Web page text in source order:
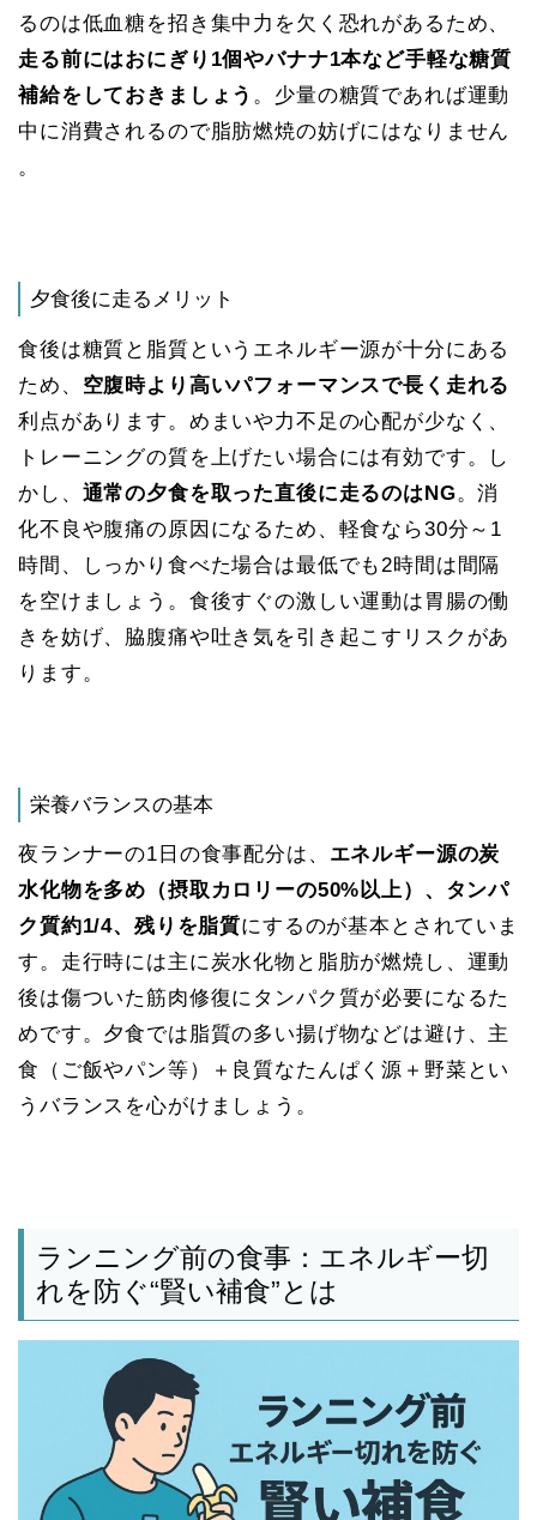
るのは低血糖を招き集中力を欠く恐れがあるため、
走る前にはおにぎり1個やバナナ1本など手軽な糖質
補給をしておきましょう 。少量の糖質であれば運動
中に消費されるので脂肪燃焼の妨げにはなりません​
。
夕食後に走るメリット
食後は糖質と脂質というエネルギー源が十分にある
ため、 空腹時より高いパフォーマンスで長く走れる
利点があります​。めまいや力不足の心配が少なく、
トレーニングの質を上げたい場合には有効です。し
かし、 通常の夕食を取った直後に走るのはNG。消
化不良や腹痛の原因になるため、軽食なら30分～1
時間、しっかり食べた場合は最低でも2時間は間隔
を空けましょう​。食後すぐの激しい運動は胃腸の働
きを妨げ、脇腹痛や吐き気を引き起こすリスクがあ
ります。
栄養バランスの基本
夜ランナーの1日の食事配分は、 エネルギー源の炭
水化物を多め（摂取カロリーの50%以上）、タンパ
ク質約1/4、残りを脂質にするのが基本とされていま
す。走行時には主に炭水化物と脂肪が燃焼し、運動
後は傷ついた筋肉修復にタンパク質が必要になるた
めです​。夕食では脂質の多い揚げ物などは避け、主
食（ご飯やパン等）＋良質なたんぱく源＋野菜とい
うバランスを心がけましょう。
ランニング前の食事：エネルギー切
れを防ぐ“賢い補食”とは